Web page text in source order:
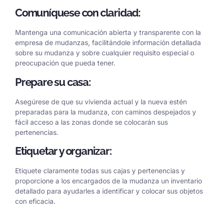
Comuníquese con claridad:
Mantenga una comunicación abierta y transparente con la
empresa de mudanzas, facilitándole información detallada
sobre su mudanza y sobre cualquier requisito especial o
preocupación que pueda tener.
Prepare su casa:
Asegúrese de que su vivienda actual y la nueva estén
preparadas para la mudanza, con caminos despejados y
fácil acceso a las zonas donde se colocarán sus
pertenencias.
Etiquetar y organizar:
Etiquete claramente todas sus cajas y pertenencias y
proporcione a los encargados de la mudanza un inventario
detallado para ayudarles a identificar y colocar sus objetos
con eficacia.